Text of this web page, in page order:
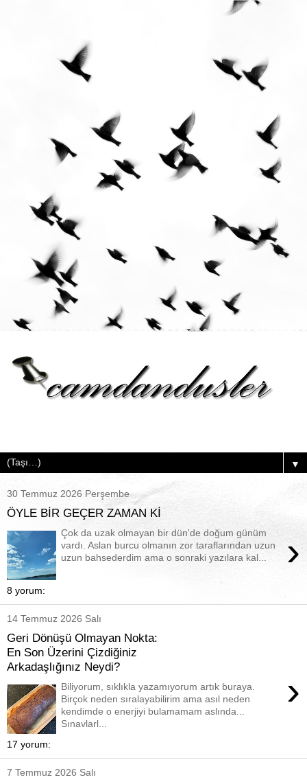
▼
30 Temmuz 2026 Perşembe
ÖYLE BİR GEÇER ZAMAN Kİ
›
Çok da uzak olmayan bir dün'de doğum günüm
vardı. Aslan burcu olmanın zor taraflarından uzun
uzun bahsederdim ama o sonraki yazılara kal...
8 yorum:
14 Temmuz 2026 Salı
Geri Dönüşü Olmayan Nokta:
En Son Üzerini Çizdiğiniz
Arkadaşlığınız Neydi?
›
Biliyorum, sıklıkla yazamıyorum artık buraya.
Birçok neden sıralayabilirim ama asıl neden
kendimde o enerjiyi bulamamam aslında...
Sınavlarl...
17 yorum:
7 Temmuz 2026 Salı